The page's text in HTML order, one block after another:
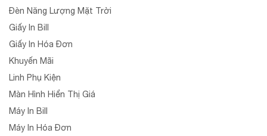
Đèn Năng Lượng Mặt Trời
Giấy In Bill
Giấy In Hóa Đơn
Khuyến Mãi
Linh Phụ Kiện
Màn Hình Hiển Thị Giá
Máy In Bill
Máy In Hóa Đơn